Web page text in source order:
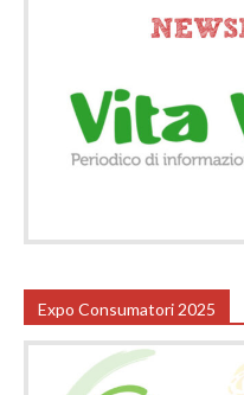
Expo Consumatori 2025